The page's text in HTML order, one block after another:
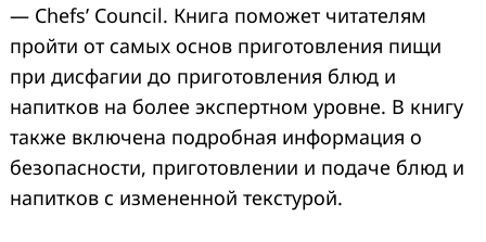
— Chefs’ Council. Книга поможет читателям
пройти от самых основ приготовления пищи
при дисфагии до приготовления блюд и
напитков на более экспертном уровне. В книгу
также включена подробная информация о
безопасности, приготовлении и подаче блюд и
напитков с измененной текстурой.